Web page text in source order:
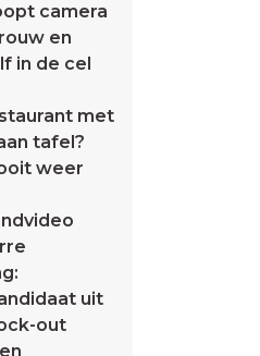
camera
en
in de cel
met
tafel?
weer
uit
out